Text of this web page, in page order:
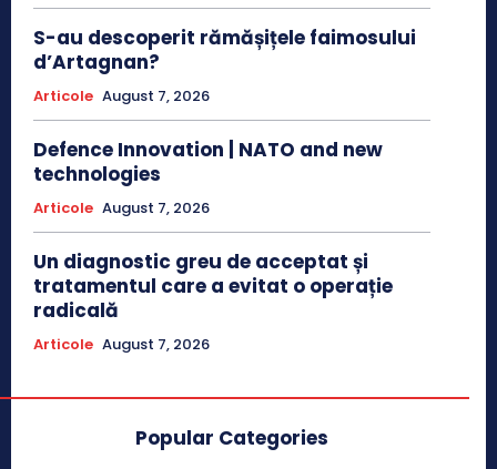
S-au descoperit rămășițele faimosului
d’Artagnan?
Articole August 7, 2026
Defence Innovation | NATO and new
technologies
Articole August 7, 2026
Un diagnostic greu de acceptat și
tratamentul care a evitat o operație
radicală
Articole August 7, 2026
Popular Categories